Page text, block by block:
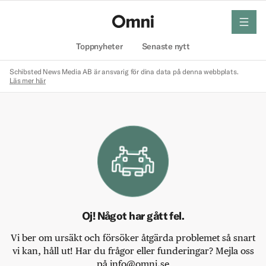
Toppnyheter Senaste nytt
meny
Schibsted News Media AB är ansvarig för dina data på denna webbplats.
Läs mer här
Oj! Något har gått fel.
Vi ber om ursäkt och försöker åtgärda problemet så snart
vi kan, håll ut! Har du frågor eller funderingar? Mejla oss